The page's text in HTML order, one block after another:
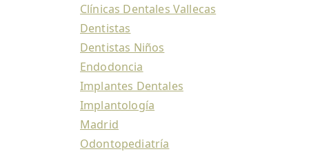
Clínicas Dentales Vallecas
Dentistas
Dentistas Niños
Endodoncia
Implantes Dentales
Implantología
Madrid
Odontopediatría